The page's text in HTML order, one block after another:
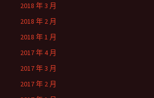
2018 年 3 月
2018 年 2 月
2018 年 1 月
2017 年 4 月
2017 年 3 月
2017 年 2 月